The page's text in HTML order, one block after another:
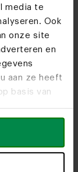
media te
Ook
onze site
en
aan ze heeft
basis van
voor